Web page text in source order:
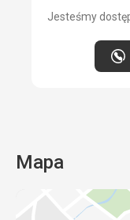
Jesteśmy
Mapa